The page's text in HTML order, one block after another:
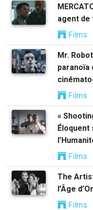
agent
Films
Mr.
paranoïa
Films
«
Éloquent
Films
The
l’Âge
Films